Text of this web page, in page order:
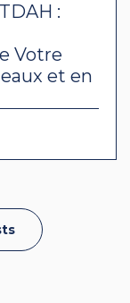
:
à